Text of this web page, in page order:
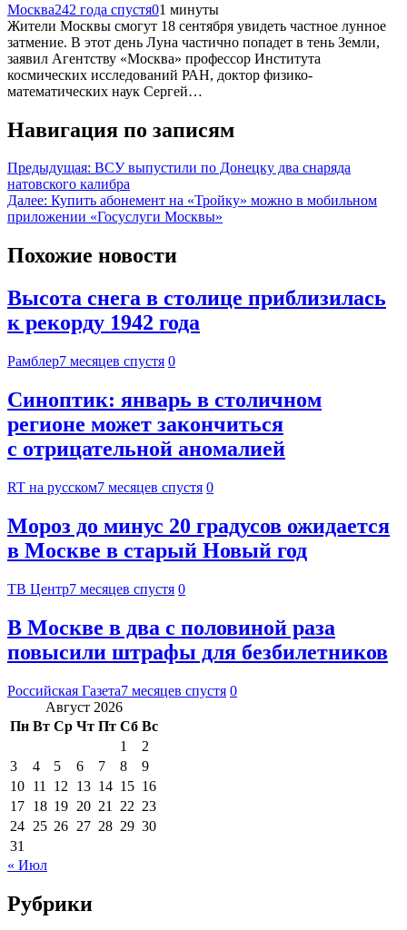
Москва242 года спустя01 минуты
Жители Москвы смогут 18 сентября увидеть частное лунное
затмение. В этот день Луна частично попадет в тень Земли,
заявил Агентству «Москва» профессор Института
космических исследований РАН, доктор физико-
математических наук Сергей…
Навигация по записям
Предыдущая: ВСУ выпустили по Донецку два снаряда
натовского калибра
Далее: Купить абонемент на «Тройку» можно в мобильном
приложении «Госуслуги Москвы»
Похожие новости
Высота снега в столице приблизилась
к рекорду 1942 года
Рамблер7 месяцев спустя 0
Синоптик: январь в столичном
регионе может закончиться
с отрицательной аномалией
RT на русском7 месяцев спустя 0
Мороз до минус 20 градусов ожидается
в Москве в старый Новый год
ТВ Центр7 месяцев спустя 0
В Москве в два с половиной раза
повысили штрафы для безбилетников
Российская Газета7 месяцев спустя 0
Август 2026
Пн Вт Ср Чт Пт Сб Вс
1
2
3
4 5 6 7 8
9
10 11 12 13 14 15 16
17 18 19 20 21 22 23
24 25 26 27 28 29 30
31
« Июл
Рубрики